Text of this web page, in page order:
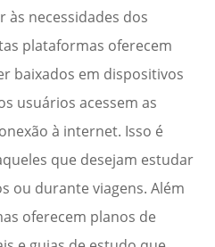
às necessidades dos
plataformas oferecem
baixados em dispositivos
usuários acessem as
à internet. Isso é
que desejam estudar
ou durante viagens. Além
oferecem planos de